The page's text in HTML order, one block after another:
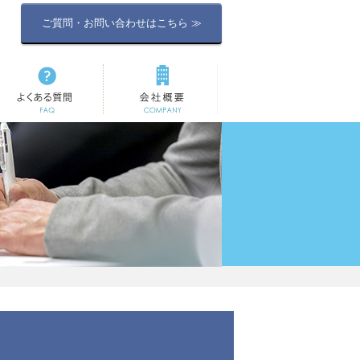
ご質問・お問い合わせはこちら ≫
よくある質問 会社概要